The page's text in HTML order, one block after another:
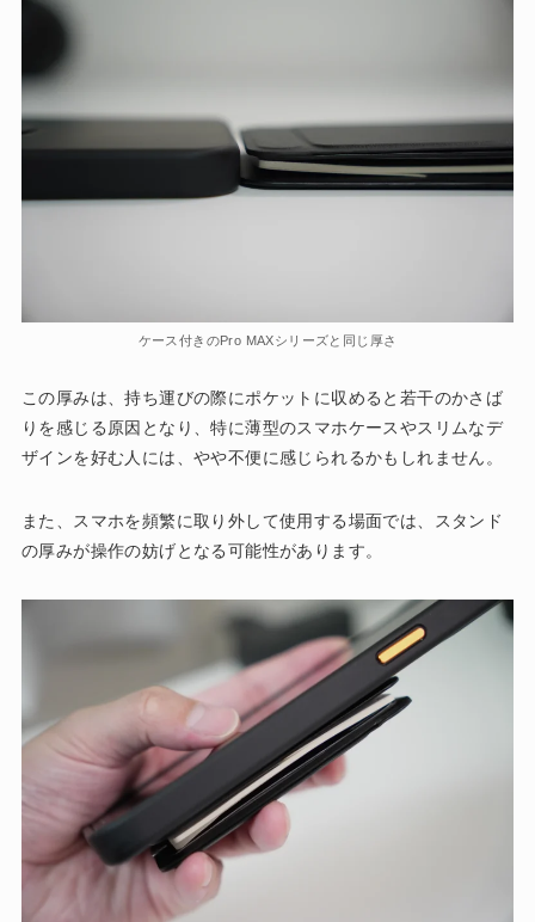
ケース付きのPro MAXシリーズと同じ厚さ
この厚みは、持ち運びの際にポケットに収めると若干のかさば
りを感じる原因となり、特に薄型のスマホケースやスリムなデ
ザインを好む人には、やや不便に感じられるかもしれません。
また、スマホを頻繁に取り外して使用する場面では、スタンド
の厚みが操作の妨げとなる可能性があります​。